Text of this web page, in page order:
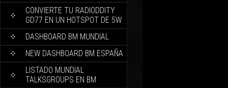
CONVIERTE TU RADIODDITY
GD77 EN UN HOTSPOT DE 5W
DASHBOARD BM MUNDIAL
NEW DASHBOARD BM ESPAÑA
LISTADO MUNDIAL
TALKSGROUPS EN BM